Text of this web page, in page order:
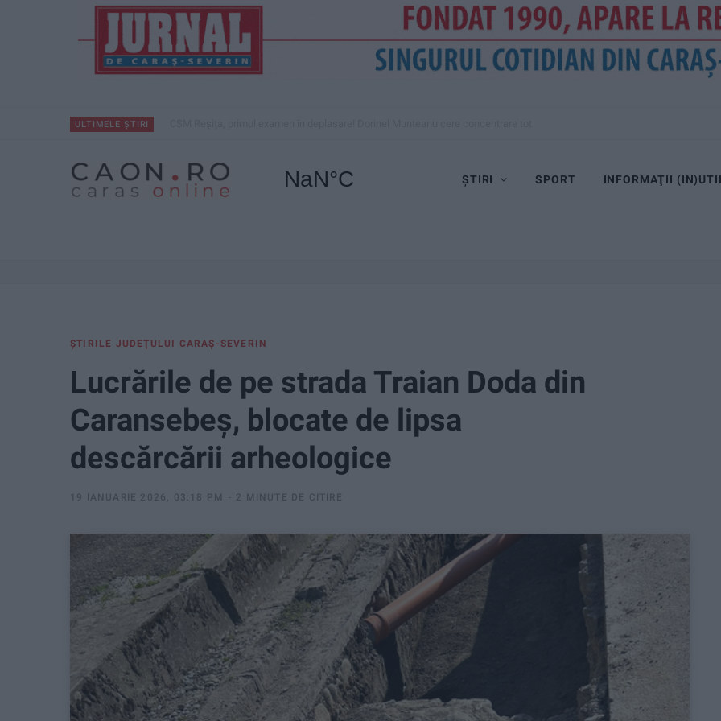
ULTIMELE ȘTIRI
ȘTIRI SPORT INFORMAŢII
ŞTIRILE JUDEŢULUI CARAŞ-SEVERIN
Lucrările de pe strada Traian Doda din
Caransebeș, blocate de lipsa
descărcării arheologice
19 IANUARIE 2026, 03:18 PM 2 MINUTE DE CITIRE